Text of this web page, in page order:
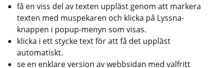
få en viss del av texten uppläst genom att markera
texten med muspekaren och klicka på Lyssna-
knappen i popup-menyn som visas.
klicka i ett stycke text för att få det uppläst
automatiskt.
se en enklare version av webbsidan med valfritt